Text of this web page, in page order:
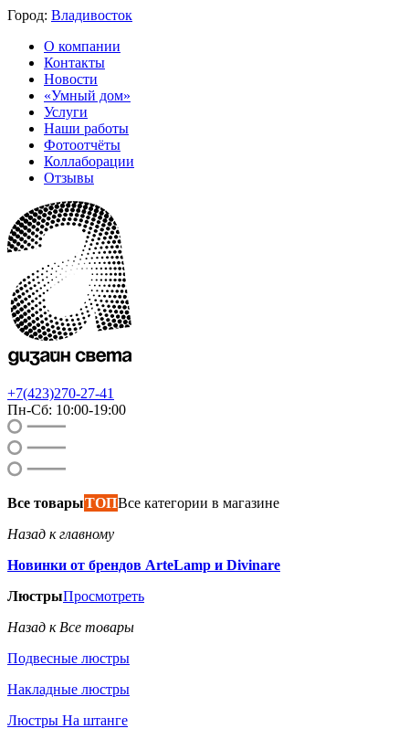
Город: Владивосток
О компании
Контакты
Новости
«Умный дом»
Услуги
Наши работы
Фотоотчёты
Коллаборации
Отзывы
+7(423)270-27-41
Пн-Сб: 10:00-19:00
Все товарыТОПВсе категории в магазине
Назад к главному
Новинки от брендов ArteLamp и Divinare
ЛюстрыПросмотреть
Назад к Все товары
Подвесные люстры
Накладные люстры
Люстры На штанге